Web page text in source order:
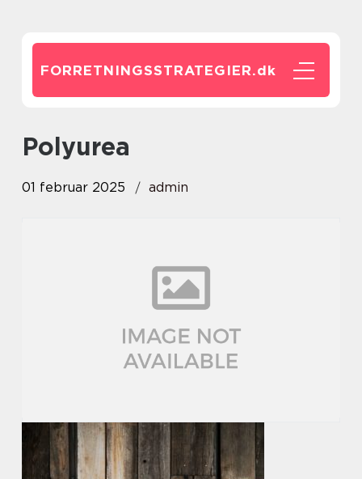
FORRETNINGSSTRATEGIER.dk
Polyurea
01 februar 2025 admin